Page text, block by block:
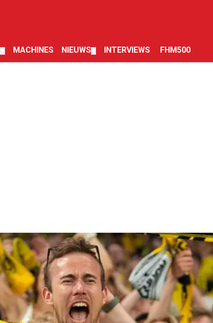
MACHINES NIEUWS INTERVIEWS FHM500